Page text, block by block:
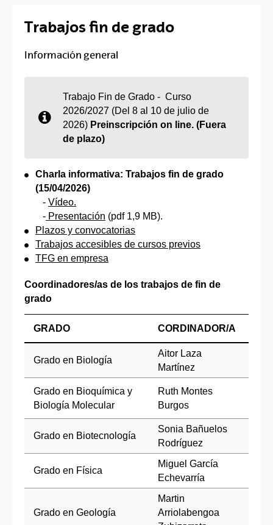
Trabajos fin de grado
Información general
Trabajo Fin de Grado - Curso
2026/2027 (Del 8 al 10 de julio de
2026) Preinscripción on line. (Fuera
de plazo)
Charla informativa: Trabajos fin de grado
(15/04/2026)
- Vídeo.
- Presentación (pdf 1,9 MB).
Plazos y convocatorias
Trabajos accesibles de cursos previos
TFG en empresa
Coordinadores/as de los trabajos de fin de
grado
GRADO CORDINADOR/A
Grado en Biología
Aitor Laza
Martínez
Grado en Bioquímica y
Biología Molecular
Ruth Montes
Burgos
Grado en Biotecnología
Sonia Bañuelos
Rodríguez
Grado en Física
Miguel García
Echevarría
Grado en Geología
Martin
Arriolabengoa